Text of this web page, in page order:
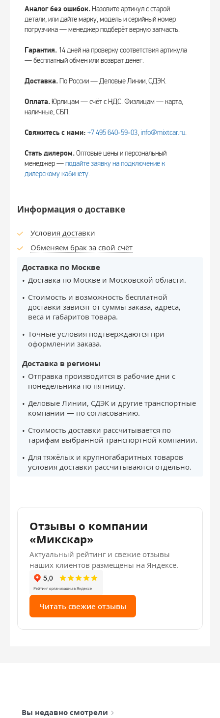
Аналог без ошибок.Назовите артикул с старой
детали, или дайте марку, модель и серийный номер
погрузчика — менеджер подберёт верную запчасть.
Гарантия. 14 дней на проверку соответствия артикула
— бесплатный обмен или возврат денег.
Доставка.По России — Деловые Линии, СДЭК.
Оплата. Юрлицам — счёт с НДС. Физлицам — карта,
наличные, СБП.
Свяжитесь с нами: +7 495 640‑59‑03, info@mixtcar.ru.
Стать дилером.Оптовые цены и персональный
менеджер —подайте заявку на подключение к
дилерскому кабинету.
Информация о доставке
Условия доставки
Обменяем брак за свой счёт
Доставка по Москве
Доставка по Москве и Московской области.
Стоимость и возможность бесплатной
доставки зависят от суммы заказа, адреса,
веса и габаритов товара.
Точные условия подтверждаются при
оформлении заказа.
Доставка в регионы
Отправка производится в рабочие дни с
понедельника по пятницу.
Деловые Линии, СДЭК и другие транспортные
компании — по согласованию.
Стоимость доставки рассчитывается по
тарифам выбранной транспортной компании.
Для тяжёлых и крупногабаритных товаров
условия доставки рассчитываются отдельно.
Отзывы о компании
«Микскар»
Актуальный рейтинг и свежие отзывы
наших клиентов размещены на Яндексе.
Читать свежие отзывы
Вы недавно смотрели